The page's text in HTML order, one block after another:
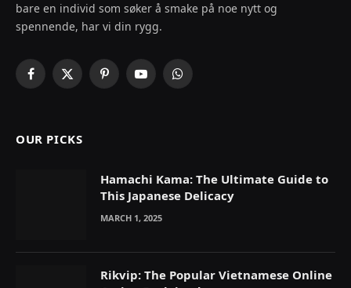
bare en individ som søker å smake på noe nytt og
spennende, har vi din rygg.
Facebook
X
PinterestYouTubeWhatsApp
OUR PICKS
Hamachi Kama: The Ultimate Guide to
This Japanese Delicacy
MARCH 1, 2025
Rikvip: The Popular Vietnamese Online